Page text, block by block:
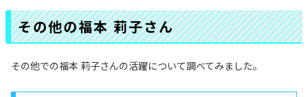
その他の福本 莉子さん
その他での福本 莉子さんの活躍について調べてみました。